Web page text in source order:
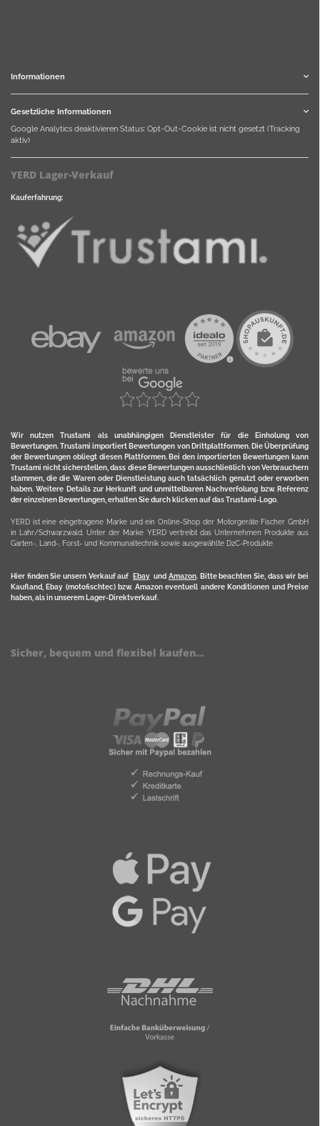
Informationen
Gesetzliche Informationen
Google Analytics deaktivieren Status: Opt-Out-Cookie ist nicht gesetzt (Tracking
aktiv)
YERD Lager-Verkauf
Kauferfahrung:
Wir nutzen Trustami als unabhängigen Dienstleister für die Einholung von
Bewertungen. Trustami importiert Bewertungen von Drittplattformen. Die Überprüfung
der Bewertungen obliegt diesen Plattformen. Bei den importierten Bewertungen kann
Trustami nicht sicherstellen, dass diese Bewertungen ausschließlich von Verbrauchern
stammen, die die Waren oder Dienstleistung auch tatsächlich genutzt oder erworben
haben. Weitere Details zur Herkunft und unmittelbaren Nachverfolung bzw. Referenz
der einzelnen Bewertungen, erhalten Sie durch klicken auf das Trustami-Logo.
YERD ist eine eingetragene Marke und ein Online-Shop der Motorgeräte Fischer GmbH
in Lahr/Schwarzwald. Unter der Marke YERD vertreibt das Unternehmen Produkte aus
Garten-, Land-, Forst- und Kommunaltechnik sowie ausgewählte D2C-Produkte.
Hier finden Sie unsern Verkauf auf Ebayund Amazon. Bitte beachten Sie, dass wir bei
Kaufland, Ebay (motofischtec) bzw. Amazon eventuell andere Konditionen und Preise
haben, als in unserem Lager-Direktverkauf.
Sicher, bequem und flexibel kaufen...